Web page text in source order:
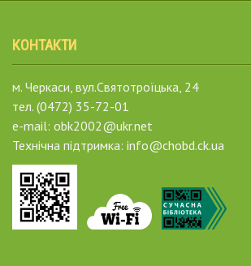
КОНТАКТИ
м. Черкаси, вул.Святотроїцька, 24
тел. (0472) 35-72-01
e-mail: obk2002@ukr.net
Технічна підтримка: info@chobd.ck.ua